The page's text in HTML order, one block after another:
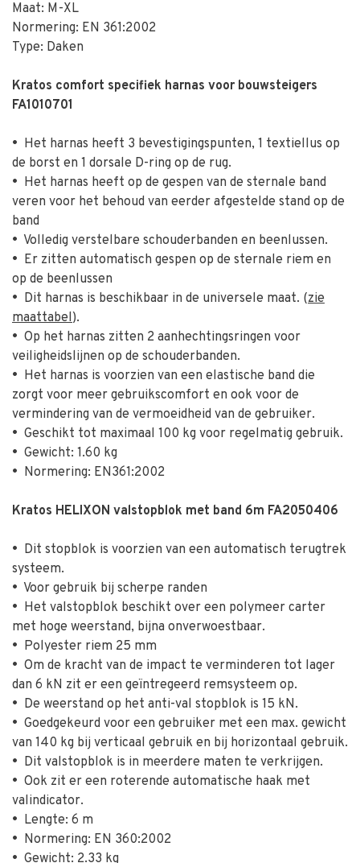
Maat: M-XL
Normering: EN 361:2002
Type: Daken
Kratos comfort specifiek harnas voor bouwsteigers
FA1010701
• Het harnas heeft 3 bevestigingspunten, 1 textiellus op
de borst en 1 dorsale D-ring op de rug.
• Het harnas heeft op de gespen van de sternale band
veren voor het behoud van eerder afgestelde stand op de
band
• Volledig verstelbare schouderbanden en beenlussen.
• Er zitten automatisch gespen op de sternale riem en
op de beenlussen
• Dit harnas is beschikbaar in de universele maat. (zie
maattabel).
• Op het harnas zitten 2 aanhechtingsringen voor
veiligheidslijnen op de schouderbanden.
• Het harnas is voorzien van een elastische band die
zorgt voor meer gebruikscomfort en ook voor de
vermindering van de vermoeidheid van de gebruiker.
• Geschikt tot maximaal 100 kg voor regelmatig gebruik.
• Gewicht: 1.60 kg
• Normering: EN361:2002
Kratos HELIXON valstopblok met band 6m FA2050406
• Dit stopblok is voorzien van een automatisch terugtrek
systeem.
• Voor gebruik bij scherpe randen
• Het valstopblok beschikt over een polymeer carter
met hoge weerstand, bijna onverwoestbaar.
• Polyester riem 25 mm
• Om de kracht van de impact te verminderen tot lager
dan 6 kN zit er een geïntregeerd remsysteem op.
• De weerstand op het anti-val stopblok is 15 kN.
• Goedgekeurd voor een gebruiker met een max. gewicht
van 140 kg bij verticaal gebruik en bij horizontaal gebruik.
• Dit valstopblok is in meerdere maten te verkrijgen.
• Ook zit er een roterende automatische haak met
valindicator.
• Lengte: 6 m
• Normering: EN 360:2002
• Gewicht: 2.33 kg